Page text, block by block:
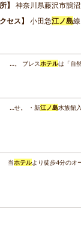
神奈川県藤沢市鵠
セス
小田急江ノ島
…。 ブレス ホテルは「自
…せ。 ・新江ノ島水族館
当ホテルより徒歩4分のオ